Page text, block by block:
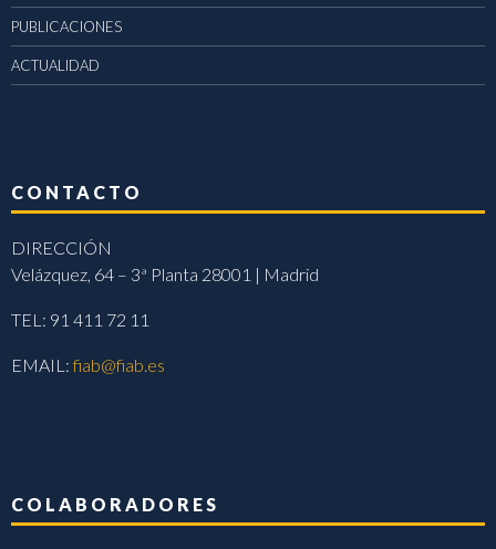
PUBLICACIONES
ACTUALIDAD
CONTACTO
DIRECCIÓN
Velázquez, 64 – 3ª Planta 28001 | Madrid
TEL: 91 411 72 11
EMAIL:fiab@fiab.es
COLABORADORES